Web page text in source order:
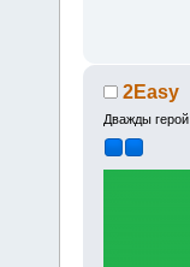
2Easy
Дважды герой